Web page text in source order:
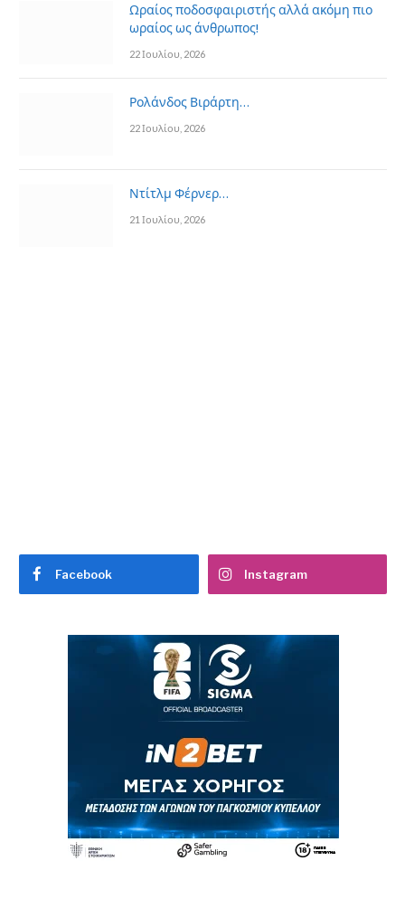
Ωραίος ποδοσφαιριστής αλλά ακόμη πιο
ωραίος ως άνθρωπος!
22 Ιουλίου, 2026
Ρολάνδος Βιράρτη…
22 Ιουλίου, 2026
Ντίτλμ Φέρνερ…
21 Ιουλίου, 2026
Facebook Instagram